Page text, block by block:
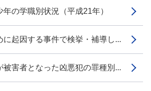
の学職別状況（平成21年）
起因する事件で検挙・補導し...
害者となった凶悪犯の罪種別...